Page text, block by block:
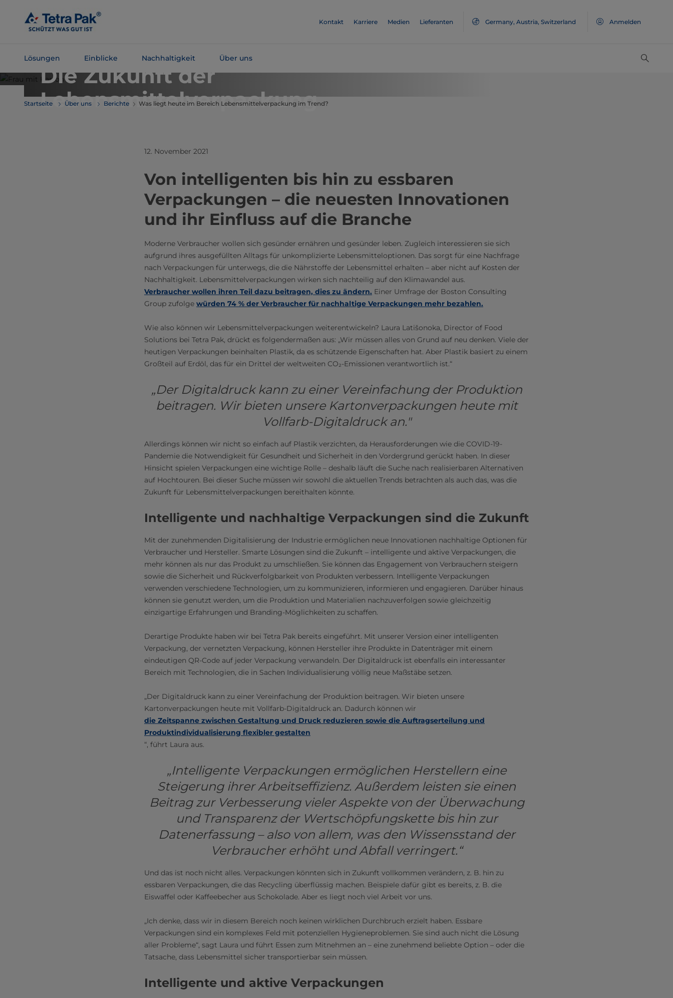
Hauptinhalt
springen
Kontakt Karriere Medien Lieferanten Germany, Austria, Switzerland Anmelden
Lösungen Einblicke Nachhaltigkeit Über uns
Zur
Navigation
springen
PERSPEKTIVEN VON TETRA PAK
Die Zukunft der
Lebensmittelverpackung
Startseite Über uns Berichte Was liegt heute im Bereich Lebensmittelverpackung im Trend?
12. November 2021
Von intelligenten bis hin zu essbaren
Verpackungen – die neuesten Innovationen
und ihr Einfluss auf die Branche
Moderne Verbraucher wollen sich gesünder ernähren und gesünder leben. Zugleich interessieren sie sich
aufgrund ihres ausgefüllten Alltags für unkomplizierte Lebensmitteloptionen. Das sorgt für eine Nachfrage
nach Verpackungen für unterwegs, die die Nährstoffe der Lebensmittel erhalten – aber nicht auf Kosten der
Nachhaltigkeit. Lebensmittelverpackungen wirken sich nachteilig auf den Klimawandel aus.
Verbraucher wollen ihren Teil dazu beitragen, dies zu ändern. Einer Umfrage der Boston Consulting
Group zufolge würden 74 % der Verbraucher für nachhaltige Verpackungen mehr bezahlen.
Wie also können wir Lebensmittelverpackungen weiterentwickeln? Laura Latišonoka, Director of Food
Solutions bei Tetra Pak, drückt es folgendermaßen aus: „Wir müssen alles von Grund auf neu denken. Viele der
heutigen Verpackungen beinhalten Plastik, da es schützende Eigenschaften hat. Aber Plastik basiert zu einem
Großteil auf Erdöl, das für ein Drittel der weltweiten CO₂-Emissionen verantwortlich ist.“
„Der Digitaldruck kann zu einer Vereinfachung der Produktion
beitragen. Wir bieten unsere Kartonverpackungen heute mit
Vollfarb-Digitaldruck an."
Allerdings können wir nicht so einfach auf Plastik verzichten, da Herausforderungen wie die COVID-19-
Pandemie die Notwendigkeit für Gesundheit und Sicherheit in den Vordergrund gerückt haben. In dieser
Hinsicht spielen Verpackungen eine wichtige Rolle – deshalb läuft die Suche nach realisierbaren Alternativen
auf Hochtouren. Bei dieser Suche müssen wir sowohl die aktuellen Trends betrachten als auch das, was die
Zukunft für Lebensmittelverpackungen bereithalten könnte.
Intelligente und nachhaltige Verpackungen sind die Zukunft
Mit der zunehmenden Digitalisierung der Industrie ermöglichen neue Innovationen nachhaltige Optionen für
Verbraucher und Hersteller. Smarte Lösungen sind die Zukunft – intelligente und aktive Verpackungen, die
mehr können als nur das Produkt zu umschließen. Sie können das Engagement von Verbrauchern steigern
sowie die Sicherheit und Rückverfolgbarkeit von Produkten verbessern. Intelligente Verpackungen
verwenden verschiedene Technologien, um zu kommunizieren, informieren und engagieren. Darüber hinaus
können sie genutzt werden, um die Produktion und Materialien nachzuverfolgen sowie gleichzeitig
einzigartige Erfahrungen und Branding-Möglichkeiten zu schaffen.
Derartige Produkte haben wir bei Tetra Pak bereits eingeführt. Mit unserer Version einer intelligenten
Verpackung, der vernetzten Verpackung, können Hersteller ihre Produkte in Datenträger mit einem
eindeutigen QR-Code auf jeder Verpackung verwandeln. Der Digitaldruck ist ebenfalls ein interessanter
Bereich mit Technologien, die in Sachen Individualisierung völlig neue Maßstäbe setzen.
„Der Digitaldruck kann zu einer Vereinfachung der Produktion beitragen. Wir bieten unsere
Kartonverpackungen heute mit Vollfarb-Digitaldruck an. Dadurch können wir
die Zeitspanne zwischen Gestaltung und Druck reduzieren sowie die Auftragserteilung und
Produktindividualisierung flexibler gestalten
“, führt Laura aus.
„Intelligente Verpackungen ermöglichen Herstellern eine
Steigerung ihrer Arbeitseffizienz. Außerdem leisten sie einen
Beitrag zur Verbesserung vieler Aspekte von der Überwachung
und Transparenz der Wertschöpfungskette bis hin zur
Datenerfassung – also von allem, was den Wissensstand der
Verbraucher erhöht und Abfall verringert.“
Und das ist noch nicht alles. Verpackungen könnten sich in Zukunft vollkommen verändern, z. B. hin zu
essbaren Verpackungen, die das Recycling überflüssig machen. Beispiele dafür gibt es bereits, z. B. die
Eiswaffel oder Kaffeebecher aus Schokolade. Aber es liegt noch viel Arbeit vor uns.
„Ich denke, dass wir in diesem Bereich noch keinen wirklichen Durchbruch erzielt haben. Essbare
Verpackungen sind ein komplexes Feld mit potenziellen Hygieneproblemen. Sie sind auch nicht die Lösung
aller Probleme“, sagt Laura und führt Essen zum Mitnehmen an – eine zunehmend beliebte Option – oder die
Tatsache, dass Lebensmittel sicher transportierbar sein müssen.
Intelligente und aktive Verpackungen